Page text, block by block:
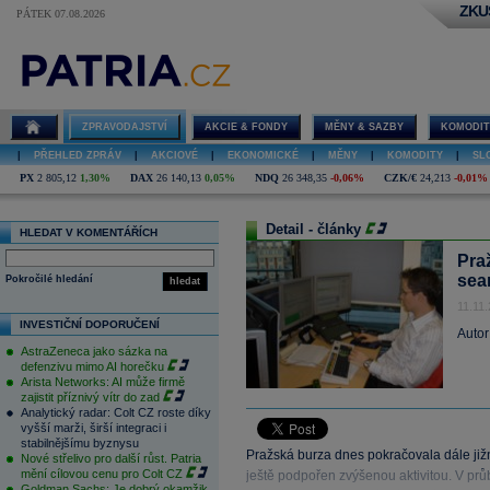
PÁTEK 07.08.2026
ZPRAVODAJSTVÍ AKCIE & FONDY MĚNY & SAZBY
PŘEHLED ZPRÁV AKCIOVÉ EKONOMICKÉ MĚNY KOMODITY
PX 2 805,12 1,30% DAX 26 140,13 0,05% NDQ 26 348,35 -0,06% CZK/€ 24,213 -0,01%
HLEDAT V KOMENTÁŘÍCH
hledat
Pokročilé hledání
INVESTIČNÍ DOPORUČENÍ
AstraZeneca jako sázka na
defenzivu mimo AI horečku
Arista Networks: AI může firmě
zajistit příznivý vítr do zad
Analytický radar: Colt CZ roste díky
vyšší marži, širší integraci i
stabilnějšímu byznysu
Nové střelivo pro další růst. Patria
mění cílovou cenu pro Colt CZ
Detail - články
Pražská burza dnes pokračovala dále
ještě podpořen zvýšenou aktivitou. V